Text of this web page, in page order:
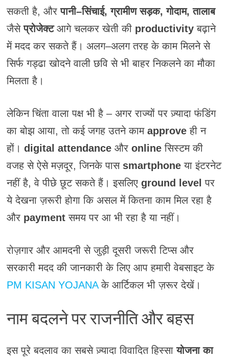
सकती है, औरपानी–सिंचाई, ग्रामीण सड़क, गोदाम, तालाब
जैसेप्रोजेक्टआगे चलकर खेती की productivityबढ़ाने
में मदद कर सकते हैं। अलग–अलग तरह के काम मिलने से
सिर्फ गड्ढा खोदने वाली छवि से भी बाहर निकलने का मौका
मिलता है।
लेकिन चिंता वाला पक्ष भी है – अगर राज्यों पर ज़्यादा फंडिंग
का बोझ आया, तो कई जगह उतने काम approveही न
हों। digital attendanceऔर onlineसिस्टम की
वजह से ऐसे मज़दूर, जिनके पास smartphoneया इंटरनेट
नहीं है, वे पीछे छूट सकते हैं। इसलिए ground levelपर
ये देखना ज़रूरी होगा कि असल में कितना काम मिल रहा है
और paymentसमय पर आ भी रहा है या नहीं।
रोज़गार और आमदनी से जुड़ी दूसरी जरूरी टिप्स और
सरकारी मदद की जानकारी के लिए आप हमारी वेबसाइट के
PM KISAN YOJANAके आर्टिकल भी ज़रूर देखें।
नाम बदलने पर राजनीति और बहस
इस पूरे बदलाव का सबसे ज़्यादा विवादित हिस्सायोजना का